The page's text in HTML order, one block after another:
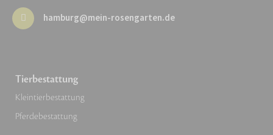
hamburg@mein-rosengarten.de
Tierbestattung
Kleintierbestattung
Pferdebestattung